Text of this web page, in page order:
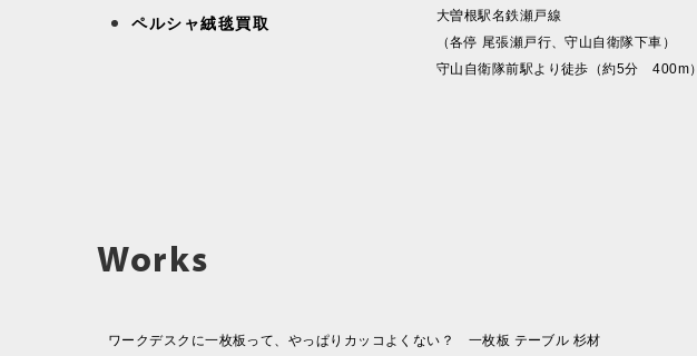
ペルシャ絨毯買取
大曽根駅名鉄瀬戸線
（各停 尾張瀬戸行、守山自衛隊下車）
守山自衛隊前駅より徒歩（約5分 400m）
Works
ワークデスクに一枚板って、やっぱりカッコよくない？ 一枚板 テーブル 杉材